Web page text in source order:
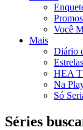
Promos
Você
Mais
Diário
HEA
Na
Só
Séries